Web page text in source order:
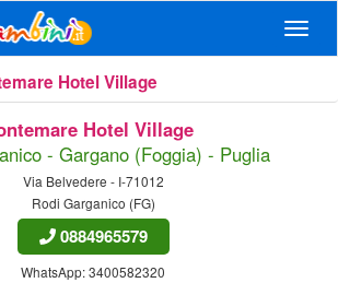
Hotel Village
Hotel Village
- Gargano (Foggia) - Puglia
Via Belvedere - I-71012
Rodi Garganico (FG)
0884965579
WhatsApp:3400582320